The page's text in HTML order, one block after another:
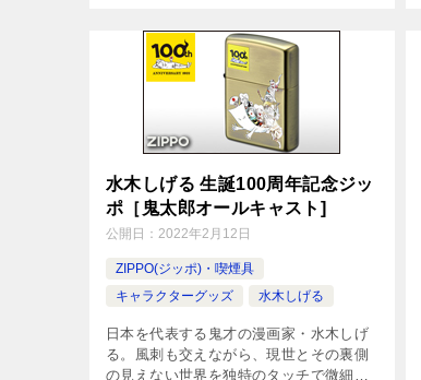
くデザインした、シンプル＆キュートな
ジッ […]
水木しげる 生誕100周年記念ジッ
ポ［鬼太郎オールキャスト]
公開日： 2022年2月12日
ZIPPO(ジッポ)・喫煙具
キャラクターグッズ
水木しげる
日本を代表する鬼才の漫画家・水木しげ
る。風刺も交えながら、現世とその裏側
の見えない世界を独特のタッチで微細に